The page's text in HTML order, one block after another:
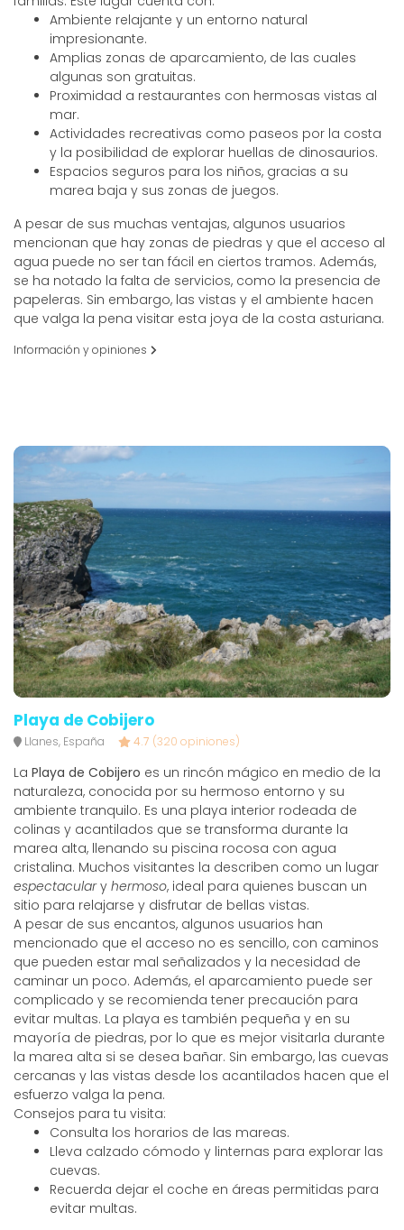
Ambiente relajante y un entorno natural
impresionante.
Amplias zonas de aparcamiento, de las cuales
algunas son gratuitas.
Proximidad a restaurantes con hermosas vistas al
mar.
Actividades recreativas como paseos por la costa
y la posibilidad de explorar huellas de dinosaurios.
Espacios seguros para los niños, gracias a su
marea baja y sus zonas de juegos.
A pesar de sus muchas ventajas, algunos usuarios
mencionan que hay zonas de piedras y que el acceso al
agua puede no ser tan fácil en ciertos tramos. Además,
se ha notado la falta de servicios, como la presencia de
papeleras. Sin embargo, las vistas y el ambiente hacen
que valga la pena visitar esta joya de la costa asturiana.
Información y opiniones
Playa de Cobijero
Llanes, España 4.7 (320 opiniones)
La Playa de Cobijero es un rincón mágico en medio de la
naturaleza, conocida por su hermoso entorno y su
ambiente tranquilo. Es una playa interior rodeada de
colinas y acantilados que se transforma durante la
marea alta, llenando su piscina rocosa con agua
cristalina. Muchos visitantes la describen como un lugar
espectaculary hermoso, ideal para quienes buscan un
sitio para relajarse y disfrutar de bellas vistas.
A pesar de sus encantos, algunos usuarios han
mencionado que el acceso no es sencillo, con caminos
que pueden estar mal señalizados y la necesidad de
caminar un poco. Además, el aparcamiento puede ser
complicado y se recomienda tener precaución para
evitar multas. La playa es también pequeña y en su
mayoría de piedras, por lo que es mejor visitarla durante
la marea alta si se desea bañar. Sin embargo, las cuevas
cercanas y las vistas desde los acantilados hacen que el
esfuerzo valga la pena.
Consejos para tu visita:
Consulta los horarios de las mareas.
Lleva calzado cómodo y linternas para explorar las
cuevas.
Recuerda dejar el coche en áreas permitidas para
evitar multas.